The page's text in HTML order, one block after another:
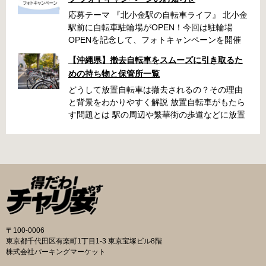
応募テーマ 『北小金駅の自転車ライフ』 北小金
駅前に自転車駐輪場がOPEN！今回は駐輪場
OPENを記念して、フォトキャンペーンを開催
車が写っている写真」を撮影いただき、みなさ
まの北小金駅周辺での思い出を写真とともに共
有できたらと思います。 素敵な写真の投稿をお
待ちしております！ 応募期間 2025年9月22日～
10月31日 ・キャンペーン期間中に何度も投稿可
シュタグ： #北小金駅の自転車ライフ メンシ
ョン ： @niringram 賞品 応募いただいた方
の中から抽選で QUOカードPay500円分×10名
様 投稿のルール・注意事項 ・キャンペーン期間
中に何度も投稿可能です。 ・応募期間内の投稿
は隠す加工をして投稿してください。 ・以下の
写真は選考対象外となります。 公道での違反行
【沖縄県】撤去自転車をスムーズに引き取るた
めの持ち物と保管所一覧
どうして放置自転車は撤去されるの？その理由
と背景をわかりやすく解説 放置自転車がもたら
す問題とは 駅の周辺や繁華街の歩道などに放置
置されることでゴミの投棄や治安の悪化につな
がるケースもあります。こうしたトラブルを未
然に防ぐために、自治体では定期的に撤去作業
が実施されています。 撤去の流れと手続き 自転
車が放置されていると判断された場合、自治体
を求めます。指定された日数を経過しても移動
されないと、保管所に移送されます。おおむね
〒100-0006
東京都千代田区有楽町1丁目1-3 東京宝塚ビル8階
株式会社パーキングマーケット